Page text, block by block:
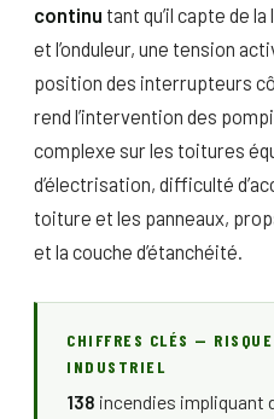
continu tant qu’il capte de
et l’onduleur, une tension
position des interrupteurs
rend l’intervention des
complexe sur les toitures
d’électrisation, difficulté
toiture et les panneaux,
et la couche d’étanchéité.
CHIFFRES CLÉS —
INDUSTRIEL
138 incendies impliquant